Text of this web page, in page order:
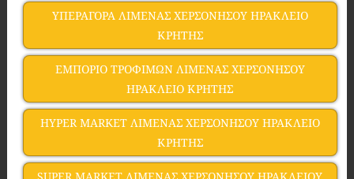
ΥΠΕΡΑΓΟΡΑ ΛΙΜΕΝΑΣ ΧΕΡΣΟΝΗΣΟΥ ΗΡΑΚΛΕΙΟ
ΚΡΗΤΗΣ
ΕΜΠΟΡΙΟ ΤΡΟΦΙΜΩΝ ΛΙΜΕΝΑΣ ΧΕΡΣΟΝΗΣΟΥ
ΗΡΑΚΛΕΙΟ ΚΡΗΤΗΣ
HYPER MARKET ΛΙΜΕΝΑΣ ΧΕΡΣΟΝΗΣΟΥ ΗΡΑΚΛΕΙΟ
ΚΡΗΤΗΣ